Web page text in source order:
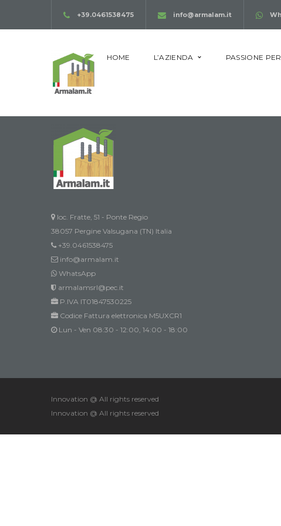
+39.0461538475 info@armalam.it
HOME L’AZIENDA PASSIONE
loc. Fratte, 51 - Ponte Regio
38057 Pergine Valsugana (TN) Italia
+39.0461538475
info@armalam.it
WhatsApp
armalamsrl@pec.it
P.IVA IT01847530225
Codice Fattura elettronica M5UXCR1
Lun - Ven 08:30 - 12:00, 14:00 - 18:00
Innovation @ All rights reserved
Innovation @ All rights reserved